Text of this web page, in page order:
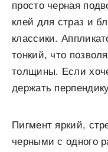
просто черная
клей для страз и
классики.
тонкий, что
толщины. Если
держать
Пигмент яркий,
черными с одного